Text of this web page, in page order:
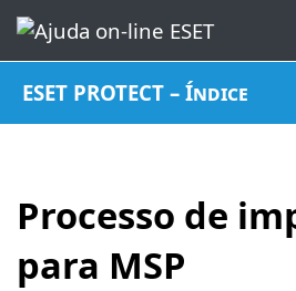
ESET PROTECT – Índice
Processo de
para MSP